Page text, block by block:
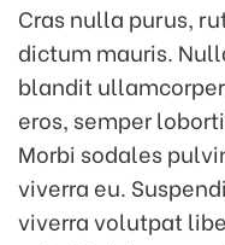
Cras nulla purus,
dictum mauris.
blandit
eros, semper
Morbi sodales
viverra eu.
viverra volutpat